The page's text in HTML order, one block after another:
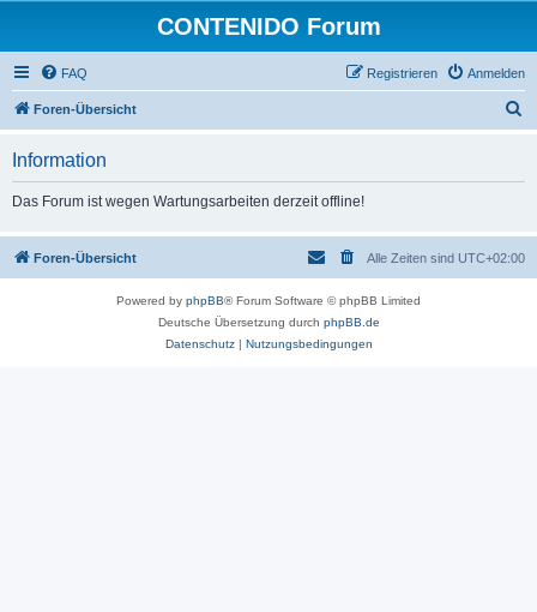
CONTENIDO Forum
FAQ Anmelden
Registrieren
Foren-Übersicht
Information
Das Forum ist wegen Wartungsarbeiten derzeit offline!
Foren-Übersicht Alle Zeiten sind UTC+02:00
Powered by phpBB® Forum Software © phpBB Limited
Deutsche Übersetzung durch phpBB.de
Datenschutz| Nutzungsbedingungen